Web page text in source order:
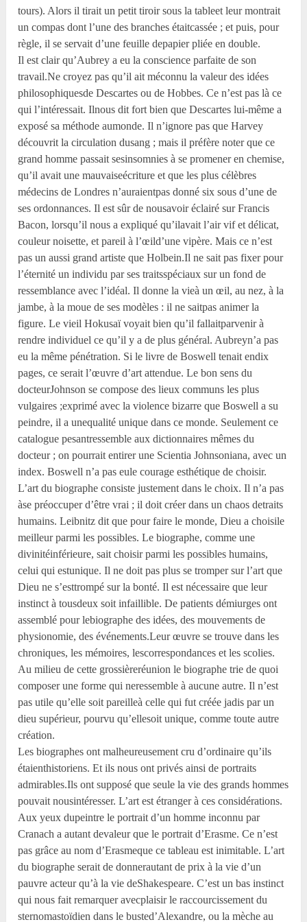
tours). Alors il tirait un petit tiroir sous la tableet leur montrait
un compas dont l’une des branches étaitcassée ; et puis, pour
règle, il se servait d’une feuille depapier pliée en double.
Il est clair qu’Aubrey a eu la conscience parfaite de son
travail.Ne croyez pas qu’il ait méconnu la valeur des idées
philosophiquesde Descartes ou de Hobbes. Ce n’est pas là ce
qui l’intéressait. Ilnous dit fort bien que Descartes lui-même a
exposé sa méthode aumonde. Il n’ignore pas que Harvey
découvrit la circulation dusang ; mais il préfère noter que ce
grand homme passait sesinsomnies à se promener en chemise,
qu’il avait une mauvaiseécriture et que les plus célèbres
médecins de Londres n’auraientpas donné six sous d’une de
ses ordonnances. Il est sûr de nousavoir éclairé sur Francis
Bacon, lorsqu’il nous a expliqué qu’ilavait l’air vif et délicat,
couleur noisette, et pareil à l’œild’une vipère. Mais ce n’est
pas un aussi grand artiste que Holbein.Il ne sait pas fixer pour
l’éternité un individu par ses traitsspéciaux sur un fond de
ressemblance avec l’idéal. Il donne la vieà un œil, au nez, à la
jambe, à la moue de ses modèles : il ne saitpas animer la
figure. Le vieil Hokusaï voyait bien qu’il fallaitparvenir à
rendre individuel ce qu’il y a de plus général. Aubreyn’a pas
eu la même pénétration. Si le livre de Boswell tenait endix
pages, ce serait l’œuvre d’art attendue. Le bon sens du
docteurJohnson se compose des lieux communs les plus
vulgaires ;exprimé avec la violence bizarre que Boswell a su
peindre, il a unequalité unique dans ce monde. Seulement ce
catalogue pesantressemble aux dictionnaires mêmes du
docteur ; on pourrait entirer une Scientia Johnsoniana, avec un
index. Boswell n’a pas eule courage esthétique de choisir.
L’art du biographe consiste justement dans le choix. Il n’a pas
àse préoccuper d’être vrai ; il doit créer dans un chaos detraits
humains. Leibnitz dit que pour faire le monde, Dieu a choisile
meilleur parmi les possibles. Le biographe, comme une
divinitéinférieure, sait choisir parmi les possibles humains,
celui qui estunique. Il ne doit pas plus se tromper sur l’art que
Dieu ne s’esttrompé sur la bonté. Il est nécessaire que leur
instinct à tousdeux soit infaillible. De patients démiurges ont
assemblé pour lebiographe des idées, des mouvements de
physionomie, des événements.Leur œuvre se trouve dans les
chroniques, les mémoires, lescorrespondances et les scolies.
Au milieu de cette grossièreréunion le biographe trie de quoi
composer une forme qui neressemble à aucune autre. Il n’est
pas utile qu’elle soit pareilleà celle qui fut créée jadis par un
dieu supérieur, pourvu qu’ellesoit unique, comme toute autre
création.
Les biographes ont malheureusement cru d’ordinaire qu’ils
étaienthistoriens. Et ils nous ont privés ainsi de portraits
admirables.Ils ont supposé que seule la vie des grands hommes
pouvait nousintéresser. L’art est étranger à ces considérations.
Aux yeux dupeintre le portrait d’un homme inconnu par
Cranach a autant devaleur que le portrait d’Erasme. Ce n’est
pas grâce au nom d’Erasmeque ce tableau est inimitable. L’art
du biographe serait de donnerautant de prix à la vie d’un
pauvre acteur qu’à la vie deShakespeare. C’est un bas instinct
qui nous fait remarquer avecplaisir le raccourcissement du
sternomastoïdien dans le busted’Alexandre, ou la mèche au